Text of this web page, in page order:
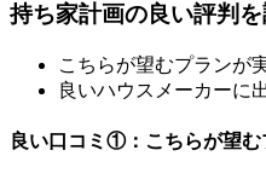
持ち家計画の良い評判を
こちらが望むプランが
良いハウスメーカーに
良い口コミ①：こちらが望む